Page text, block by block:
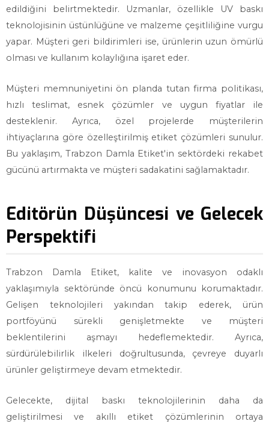
edildiğini belirtmektedir. Uzmanlar, özellikle UV baskı
teknolojisinin üstünlüğüne ve malzeme çeşitliliğine vurgu
yapar. Müşteri geri bildirimleri ise, ürünlerin uzun ömürlü
olması ve kullanım kolaylığına işaret eder.
Müşteri memnuniyetini ön planda tutan firma politikası,
hızlı teslimat, esnek çözümler ve uygun fiyatlar ile
desteklenir. Ayrıca, özel projelerde müşterilerin
ihtiyaçlarına göre özelleştirilmiş etiket çözümleri sunulur.
Bu yaklaşım, Trabzon Damla Etiket'in sektördeki rekabet
gücünü artırmakta ve müşteri sadakatini sağlamaktadır.
Editörün Düşüncesi ve Gelecek
Perspektifi
Trabzon Damla Etiket, kalite ve inovasyon odaklı
yaklaşımıyla sektöründe öncü konumunu korumaktadır.
Gelişen teknolojileri yakından takip ederek, ürün
portföyünü sürekli genişletmekte ve müşteri
beklentilerini aşmayı hedeflemektedir. Ayrıca,
sürdürülebilirlik ilkeleri doğrultusunda, çevreye duyarlı
ürünler geliştirmeye devam etmektedir.
Gelecekte, dijital baskı teknolojilerinin daha da
geliştirilmesi ve akıllı etiket çözümlerinin ortaya